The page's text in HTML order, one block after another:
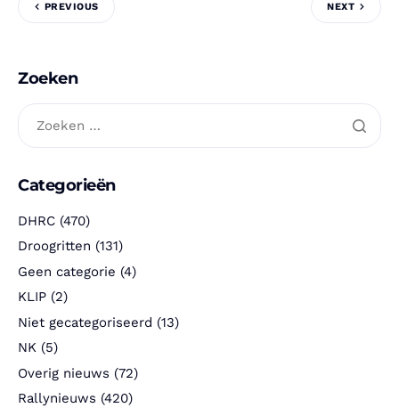
PREVIOUS NEXT
Zoeken
Categorieën
DHRC (470)
Droogritten (131)
Geen categorie (4)
KLIP (2)
Niet gecategoriseerd (13)
NK (5)
Overig nieuws (72)
Rallynieuws (420)